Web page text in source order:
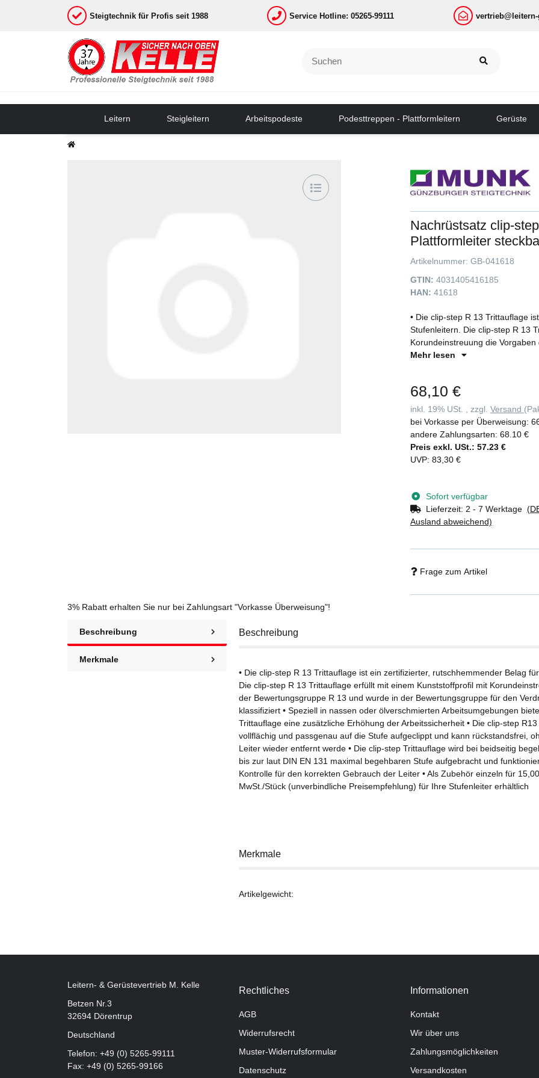
Steigtechnik für Profis seit 1988 Service Hotline: 05265-99111
Leitern Steigleitern Arbeitspodeste Podesttreppen - Plattformleitern Gerüste
Nachrüstsatz clip-
Plattformleiter
Artikelnummer: GB-041618
GTIN: 4031405416185
HAN: 41618
• Die clip-step R 13 Trittauflage
Stufenleitern. Die clip-step R 13
Korundeinstreuung die
Bewertungsgruppe für den
zusätzliche Erhöhung der
vollflächig und passgenau auf
Beschädigung der Leiter wieder
beidseitig begehbaren
Stufe aufgebracht und
Gebrauch der Leiter • Als
(unverbindliche
Mehr lesen
68,10 €
inkl. 19% USt. , zzgl. Versand
bei Vorkasse per Überweisung:
andere Zahlungsarten: 68.10 €
Preis exkl. USt.: 57.23 €
UVP: 83,30 €
Sofort verfügbar
Lieferzeit: 2 - 7 Werktage
Ausland abweichend)
Frage zum Artikel
3% Rabatt erhalten Sie nur bei Zahlungsart "Vorkasse Überweisung"!
Beschreibung
Merkmale
Beschreibung
• Die clip-step R 13 Trittauflage ist ein zertifizierter, rutschhemmender Belag
Die clip-step R 13 Trittauflage erfüllt mit einem Kunststoffprofil mit
der Bewertungsgruppe R 13 und wurde in der Bewertungsgruppe für den
klassifiziert • Speziell in nassen oder ölverschmierten Arbeitsumgebungen
Trittauflage eine zusätzliche Erhöhung der Arbeitssicherheit • Die clip-step
vollflächig und passgenau auf die Stufe aufgeclippt und kann rückstandsfrei,
Leiter wieder entfernt werde • Die clip-step Trittauflage wird bei beidseitig
bis zur laut DIN EN 131 maximal begehbaren Stufe aufgebracht und
Kontrolle für den korrekten Gebrauch der Leiter • Als Zubehör einzeln für
MwSt./Stück (unverbindliche Preisempfehlung) für Ihre Stufenleiter erhältlich
Merkmale
Artikelgewicht:
Leitern- & Gerüstevertrieb M. Kelle
Betzen Nr.3
32694 Dörentrup
Deutschland
Telefon: +49 (0) 5265-99111
Fax: +49 (0) 5265-99166
Rechtliches
AGB
Widerrufsrecht
Muster-Widerrufsformular
Datenschutz
Informationen
Kontakt
Wir über uns
Zahlungsmöglichkeiten
Versandkosten